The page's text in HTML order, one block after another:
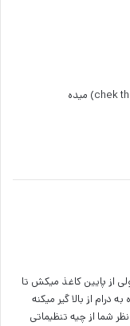
ولی از پایین کاغذ میکش تا
درام از بالا گیر میکنه
شما از چیه تنظیماتی